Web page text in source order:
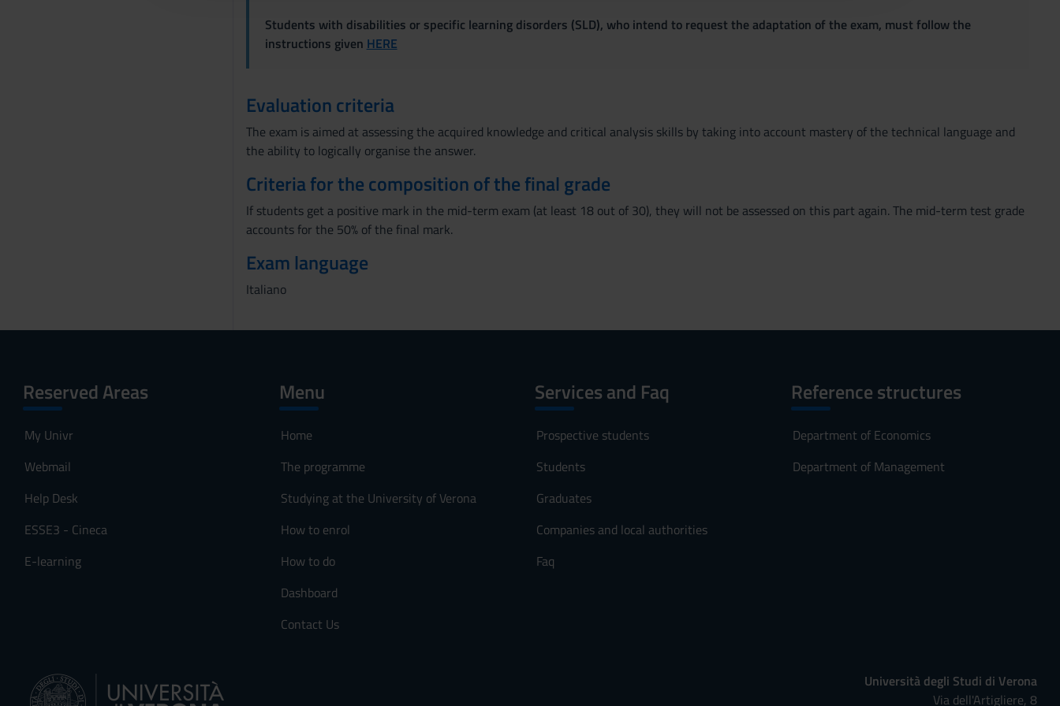
Students with disabilities or specific learning disorders (SLD), who intend to request the adaptation of the exam, must follow the
instructions given HERE
Evaluation criteria
The exam is aimed at assessing the acquired knowledge and critical analysis skills by taking into account mastery of the technical language and
the ability to logically organise the answer.
Criteria for the composition of the final grade
If students get a positive mark in the mid-term exam (at least 18 out of 30), they will not be assessed on this part again. The mid-term test grade
accounts for the 50% of the final mark.
Exam language
Italiano
Reserved Areas
My Univr
Webmail
Help Desk
ESSE3 - Cineca
E-learning
Menu
Home
The programme
Studying at the University of Verona
How to enrol
How to do
Dashboard
Contact Us
Services and Faq
Prospective students
Students
Graduates
Companies and local authorities
Faq
Reference structures
Department of Economics
Department of Management
Università degli Studi di Verona
Via dell'Artigliere, 8